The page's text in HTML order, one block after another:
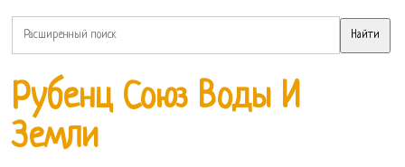
Рубенц Союз Воды И
Земли